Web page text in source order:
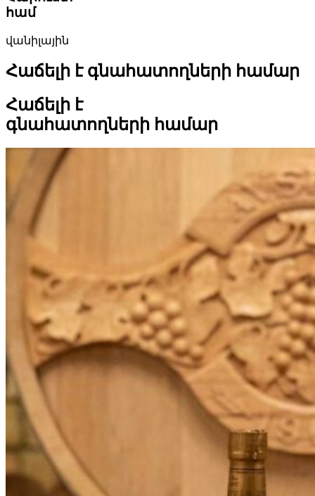
համ
վանիլային
Հաճելի է գնահատողների համար
Հաճելի է
գնահատողների համար